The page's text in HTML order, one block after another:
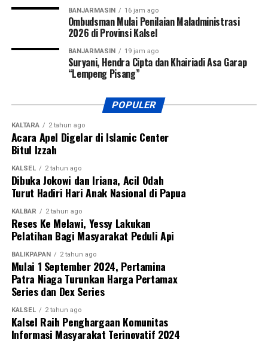
BANJARMASIN 16 jam ago
Ombudsman Mulai Penilaian Maladministrasi
2026 di Provinsi Kalsel
BANJARMASIN 19 jam ago
Suryani, Hendra Cipta dan Khairiadi Asa Garap
“Lempeng Pisang”
POPULER
KALTARA 2 tahun ago
Acara Apel Digelar di Islamic Center
Bitul Izzah
KALSEL 2 tahun ago
Dibuka Jokowi dan Iriana, Acil Odah
Turut Hadiri Hari Anak Nasional di Papua
KALBAR 2 tahun ago
Reses Ke Melawi, Yessy Lakukan
Pelatihan Bagi Masyarakat Peduli Api
BALIKPAPAN 2 tahun ago
Mulai 1 September 2024, Pertamina
Patra Niaga Turunkan Harga Pertamax
Series dan Dex Series
KALSEL 2 tahun ago
Kalsel Raih Penghargaan Komunitas
Informasi Masyarakat Terinovatif 2024